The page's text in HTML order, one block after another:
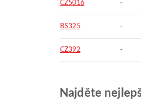
CZ5016 -
BS325 -
CZ392 -
Najděte